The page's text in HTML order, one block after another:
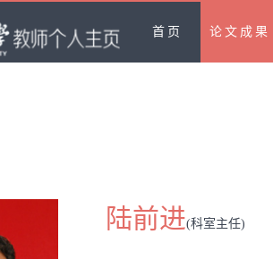
首页 论文成果
陆前进(科室主任)